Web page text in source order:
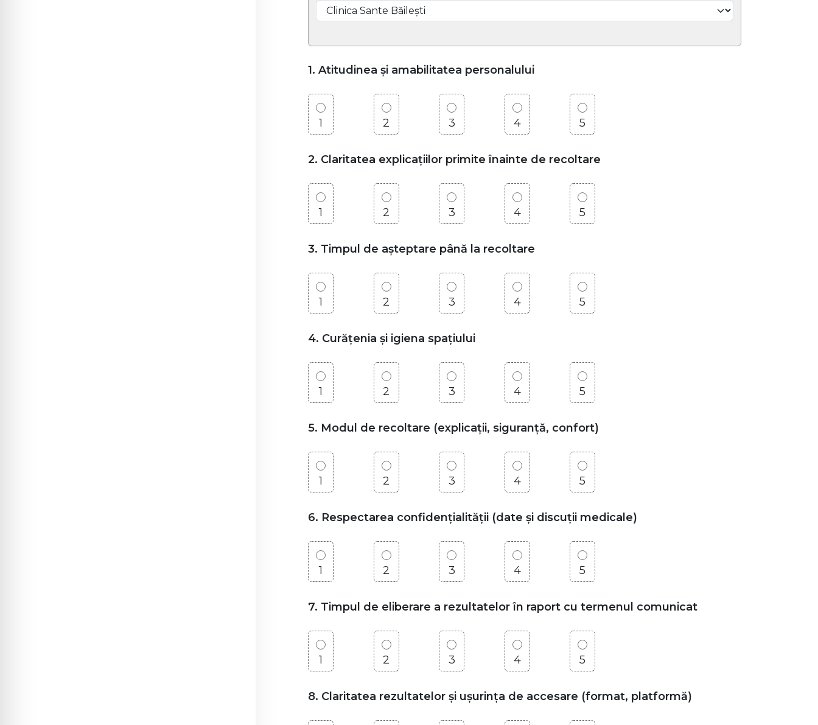
1. Atitudinea și amabilitatea personalului
1 2 3 4 5
2. Claritatea explicațiilor primite înainte de recoltare
1 2 3 4 5
3. Timpul de așteptare până la recoltare
1 2 3 4 5
4. Curățenia și igiena spațiului
1 2 3 4 5
5. Modul de recoltare (explicații, siguranță, confort)
1 2 3 4 5
6. Respectarea confidențialității (date și discuții medicale)
1 2 3 4 5
7. Timpul de eliberare a rezultatelor în raport cu termenul comunicat
1 2 3 4 5
8. Claritatea rezultatelor și ușurința de accesare (format, platformă)